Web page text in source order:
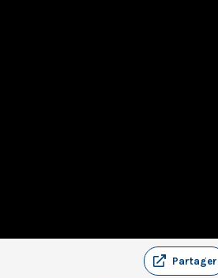
Partager